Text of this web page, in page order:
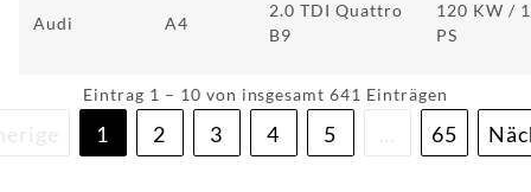
Audi A4
2.0 TDI Quattro
B9
120 KW /
PS
Eintrag 1 – 10 von insgesamt 641 Einträgen
1 2 3 4 5 65